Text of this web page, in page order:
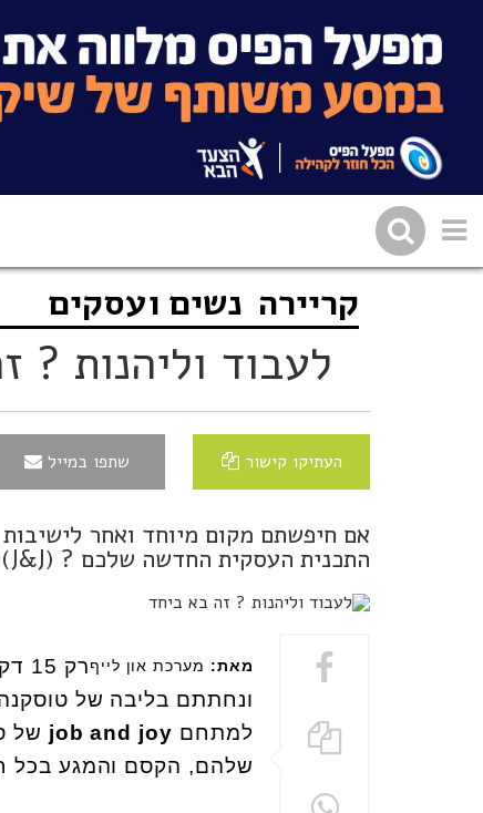
שתפו בפייסבוק
קריירה נשים ועסקים
לעבוד וליהנות ?
העתיקו קישור שתפו במייל
אם חיפשתם מקום מיוחד ואחר
התכנית העסקית החדשה שלכם ? Job&Joy (J&J)במושב סלעית, זה בדיוק מה שאתם מחפשים
מאת: מערכת און לייף
ונחתתם בליבה של
למתחם job and joy של
שלהם, הקסם והמגע בכל